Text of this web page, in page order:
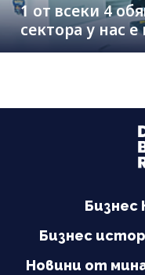
1 от всеки 4
сектора у нас е
Бизнес
Бизнес
Новини от